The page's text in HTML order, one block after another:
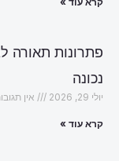
פתרונות תאורה
נכונה
יולי 29, 2026 אין
קרא עוד »